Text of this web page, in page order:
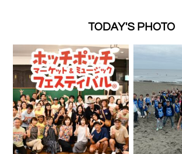
TODAY'S PHOTO